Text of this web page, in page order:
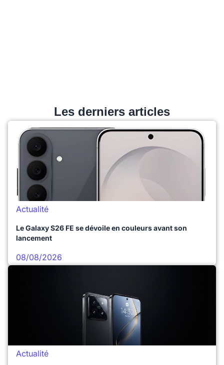
Les derniers articles
Actualité
Le Galaxy S26 FE se dévoile en couleurs avant son
lancement
08/08/2026
Actualité